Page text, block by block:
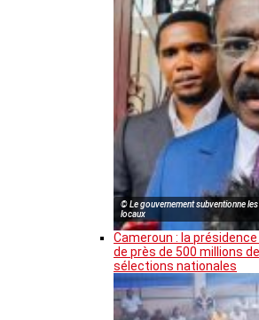
© Le gouvernement subventionne
locaux
Cameroun : la
de près de 500 millions
sélections nationales